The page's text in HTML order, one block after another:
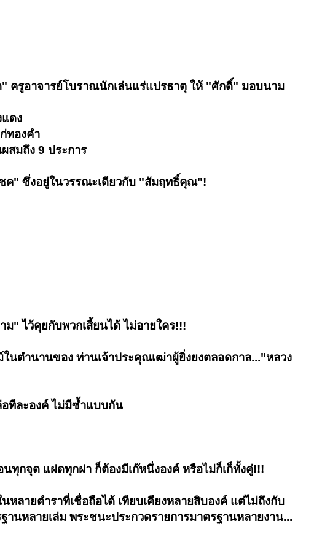
ครูอาจารย์โบราณนักเล่นแร่แปรธาตุ ให้ "ศักดิ์" มอบนาม
แดง
ทองคำ
สมถึง 9 ประการ
ค" ซึ่งอยู่ในวรรณะเดียวกับ "สัมฤทธิ์คุณ"!
" ไว้คุยกับพวกเสี้ยนได้ ไม่อายใคร!!!
นตำนานของ ท่านเจ้าประคุณเฒ่าผู้ยิ่งยงตลอดกาล..."หลวง
ทีละองค์ ไม่มีซ้ำแบบกัน
ทุกจุด แฝดทุกฝา ก็ต้องมีเก๊หนึ่งองค์ หรือไม่ก็เก็ทั้งคู่!!!
ลายตำราที่เชื่อถือได้ เทียบเคียงหลายสิบองค์ แต่ไม่ถึงกับ
านหลายเล่ม พระชนะประกวดรายการมาตรฐานหลายงาน...